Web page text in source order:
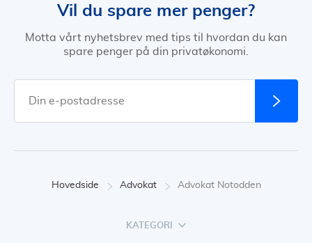
Vil du spare mer penger?
Motta vårt nyhetsbrev med tips til hvordan du kan
spare penger på din privatøkonomi.
Hovedside Advokat Advokat Notodden
KATEGORI